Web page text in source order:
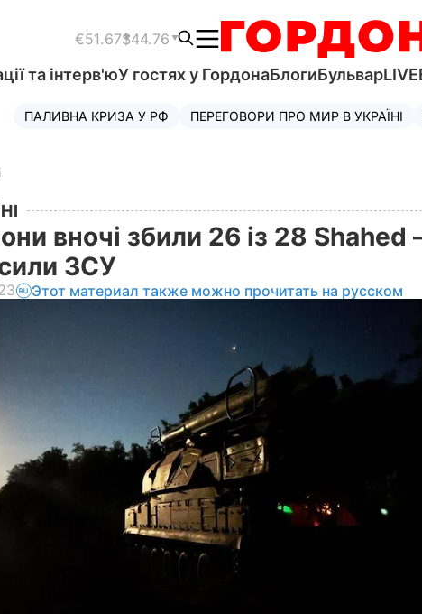
€51.67$44.76
та інтерв'юУ гостях у ГордонаБлогиБульварLIVE
ПАЛИВНА КРИЗА У РФ ПЕРЕГОВОРИ ПРО МИР В УКРАЇНІ
вночі збили 26 із 28 Shahed
ЗСУ
Этот материал также можно прочитать на русском